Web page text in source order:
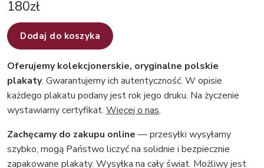
180zł
Dodaj do koszyka
Oferujemy kolekcjonerskie, oryginalne polskie
plakaty. Gwarantujemy ich autentyczność. W opisie
każdego plakatu podany jest rok jego druku. Na życzenie
wystawiamy certyfikat. Więcej o nas.
Zachęcamy do zakupu online — przesyłki wysyłamy
szybko, mogą Państwo liczyć na solidnie i bezpiecznie
zapakowane plakaty. Wysyłka na cały świat. Możliwy jest